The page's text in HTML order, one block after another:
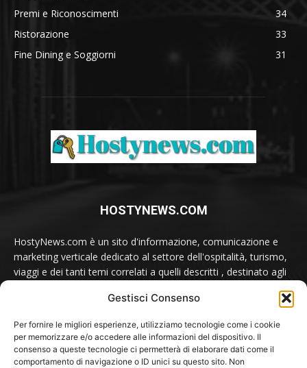
Gestisci Consenso
Per fornire le migliori esperienze, utilizziamo tecnologie come i cookie
per memorizzare e/o accedere alle informazioni del dispositivo. Il
consenso a queste tecnologie ci permetterà di elaborare dati come il
comportamento di navigazione o ID unici su questo sito. Non
Premi e Riconoscimenti
34
Ristorazione
33
Fine Dining e Soggiorni
31
HOSTYNEWS.COM
HostyNews.com è un sito d'informazione, comunicazione e
marketing verticale dedicato al settore dell'ospitalità, turismo,
viaggi e dei tanti temi correlati a quelli descritti , destinato agli